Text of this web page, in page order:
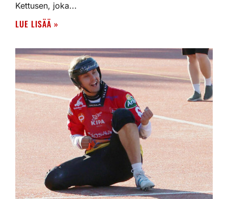
Kettusen, joka...
LUE LISÄÄ »